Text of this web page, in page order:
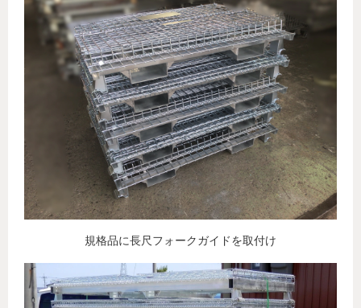
規格品に長尺フォークガイドを取付け